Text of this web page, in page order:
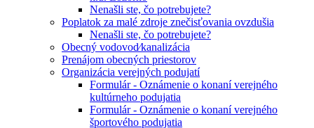
Nenašli ste, čo potrebujete?
Poplatok za malé zdroje znečisťovania ovzdušia
Nenašli ste, čo potrebujete?
Obecný vodovod⁄kanalizácia
Prenájom obecných priestorov
Organizácia verejných podujatí
Formulár - Oznámenie o konaní verejného
kultúrneho podujatia
Formulár - Oznámenie o konaní verejného
športového podujatia